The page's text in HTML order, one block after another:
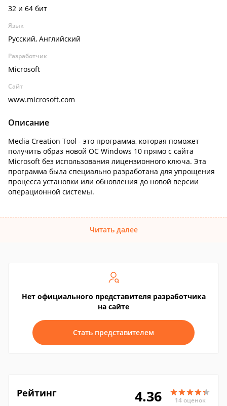
32 и 64 бит
Язык
Русский, Английский
Разработчик
Microsoft
Сайт
www.microsoft.com
Описание
Media Creation Tool - это программа, которая поможет
получить образ новой ОС Windows 10 прямо с сайта
Microsoft без использования лицензионного ключа. Эта
программа была специально разработана для упрощения
процесса установки или обновления до новой версии
операционной системы.
Читать далее
Нет официального представителя разработчика
на сайте
Стать представителем
Рейтинг 4.36 14 оценок